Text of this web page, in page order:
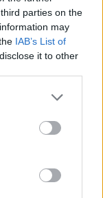
parties on the
may
IAB’s List of
it to other
more Google
may click to
party tags to
below Google
με
πέρα από τη
θέματα,
σχέση του